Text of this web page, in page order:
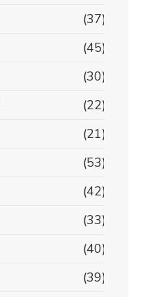
(37)
(45)
(30)
(22)
(21)
(53)
(42)
(33)
(40)
(39)